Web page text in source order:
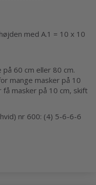
med A.1 = 10 x 10
på 60 cm eller 80 cm.
mange masker på 10
masker på 10 cm, skift
nr 600: (4) 5-6-6-6